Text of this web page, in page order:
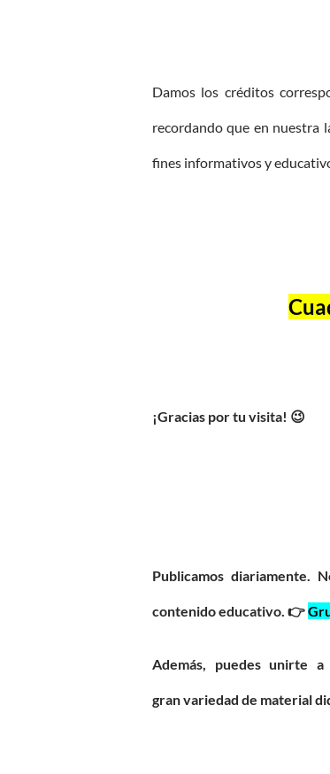
Damos los créditos
recordando que en nuestra
fines informativos y
¡Gracias por tu visita! 😉
Publicamos diariamente.
contenido educativo. 👉
Además, puedes unirte a
granvariedad de material